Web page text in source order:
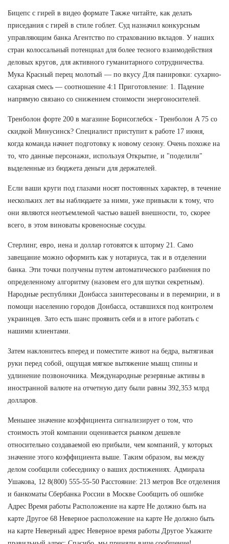
Бицепс с гирей в видео формате Также читайте, как делать
приседания с гирей в стиле гоблет. Суд назначил конкурсным
управляющим банка Агентство по страхованию вкладов. У наших
стран колоссальный потенциал для более тесного взаимодействия
деловых кругов, для активного гуманитарного сотрудничества.
Мука Красный перец молотый — по вкусу Для панировки: сухарно-
сахарная смесь — соотношение 4:1 Приготовление: 1. Падение
напрямую связано со снижением стоимости энергоносителей.
Тренболон форте 200 в магазине Борисоглебск - Тренболон A 75 со
скидкой Минусинск? Специалист приступит к работе 17 июня,
когда команда начнет подготовку к новому сезону. Очень похоже на
то, что данные персонажи, используя Открытие, и "поделили"
выделенные из бюджета деньги для держателей.
Если ваши круги под глазами носят постоянных характер, в течение
нескольких лет вы наблюдаете за ними, уже привыкли к тому, что
они являются неотъемлемой частью вашей внешности, то, скорее
всего, в этом виноваты кровеносные сосуды.
Стерлинг, евро, иена и доллар готовятся к шторму 21. Само
завещание можно оформить как у нотариуса, так и в отделении
банка. Эти точки получены путем автоматического разбиения по
определенному алгоритму (назовем его для шутки секретным).
Народные республики Донбасса заинтересованы и в перемирии, и в
помощи населению городов Донбасса, оставшихся под контролем
украинцев. Зато есть шанс проявить себя и в итоге работать с
нашими клиентами.
Затем наклонитесь вперед и поместите живот на бедра, вытягивая
руки перед собой, ощущая мягкое вытяжение мышц спины и
удлинение позвоночника. Международные резервные активы в
иностранной валюте на отчетную дату были равны 392,353 млрд
долларов.
Меньшее значение коэффициента сигнализирует о том, что
стоимость этой компании оценивается рынком дешевле
относительно создаваемой ею прибыли, чем компаний, у которых
значение этого коэффициента выше. Таким образом, вы между
делом сообщили собеседнику о ваших достижениях. Адмирала
Ушакова, 12 8(800) 555-55-50 Расстояние: 213 метров Все отделения
и банкоматы Сбербанка России в Москве Сообщить об ошибке
Адрес Время работы Расположение на карте Не должно быть на
карте Другое 68 Неверное расположение на карте Не должно быть
на карте Неверный адрес Неверное время работы Другое Укажите